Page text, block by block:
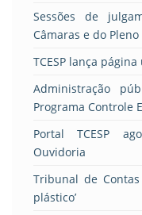
Sessões de
Câmaras e do
TCESP lança
Administração
Programa Controle
Portal TCESP
Ouvidoria
Tribunal de Contas
plástico’